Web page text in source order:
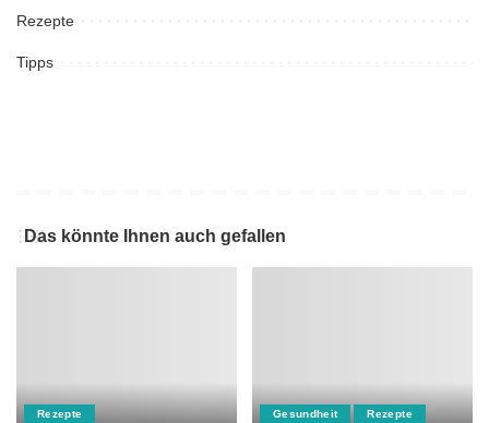
Rezepte
Tipps
Das könnte Ihnen auch gefallen
Rezepte Gesundheit Rezepte